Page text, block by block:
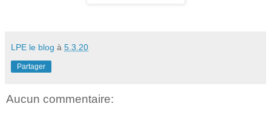
LPE le blog à 5.3.20
Partager
Aucun commentaire: